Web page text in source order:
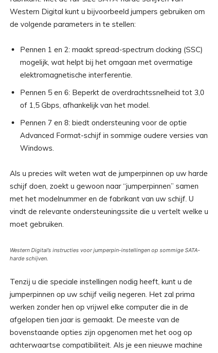
Western Digital kunt u bijvoorbeeld jumpers gebruiken om
de volgende parameters in te stellen:
Pennen 1 en 2: maakt spread-spectrum clocking (SSC)
mogelijk, wat helpt bij het omgaan met overmatige
elektromagnetische interferentie.
Pennen 5 en 6: Beperkt de overdrachtssnelheid tot 3,0
of 1,5 Gbps, afhankelijk van het model.
Pennen 7 en 8: biedt ondersteuning voor de optie
Advanced Format-schijf in sommige oudere versies van
Windows.
Als u precies wilt weten wat de jumperpinnen op uw harde
schijf doen, zoekt u gewoon naar “jumperpinnen” samen
met het modelnummer en de fabrikant van uw schijf. U
vindt de relevante ondersteuningssite die u vertelt welke u
moet gebruiken.
Western Digital’s instructies voor jumperpin-instellingen op sommige SATA-
harde schijven.
Tenzij u die speciale instellingen nodig heeft, kunt u de
jumperpinnen op uw schijf veilig negeren. Het zal prima
werken zonder hen op vrijwel elke computer die in de
afgelopen tien jaar is gemaakt. De meeste van de
bovenstaande opties zijn opgenomen met het oog op
achterwaartse compatibiliteit. Als je een nieuwe machine